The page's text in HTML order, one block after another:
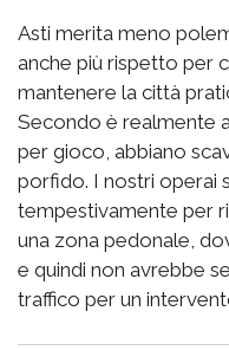
Asti merita meno
anche più rispetto per
mantenere la città
Secondo è realmente
per gioco, abbiano
porfido. I nostri operai
tempestivamente per
una zona pedonale,
e quindi non avrebbe
traffico per un